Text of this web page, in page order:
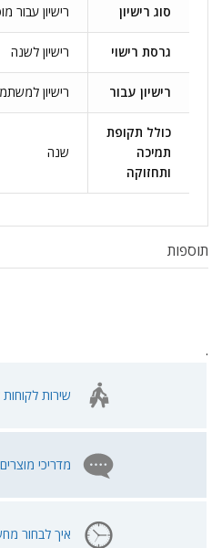
סוג רישיון רישיון עבור
גרסת רישוי רישיון לשנה
רישיון עבור רישיון
כולל תקופת
תמיכה
ותחזוקה
שנה
תוספות
.
שירות
מדריכי
איך לבחור